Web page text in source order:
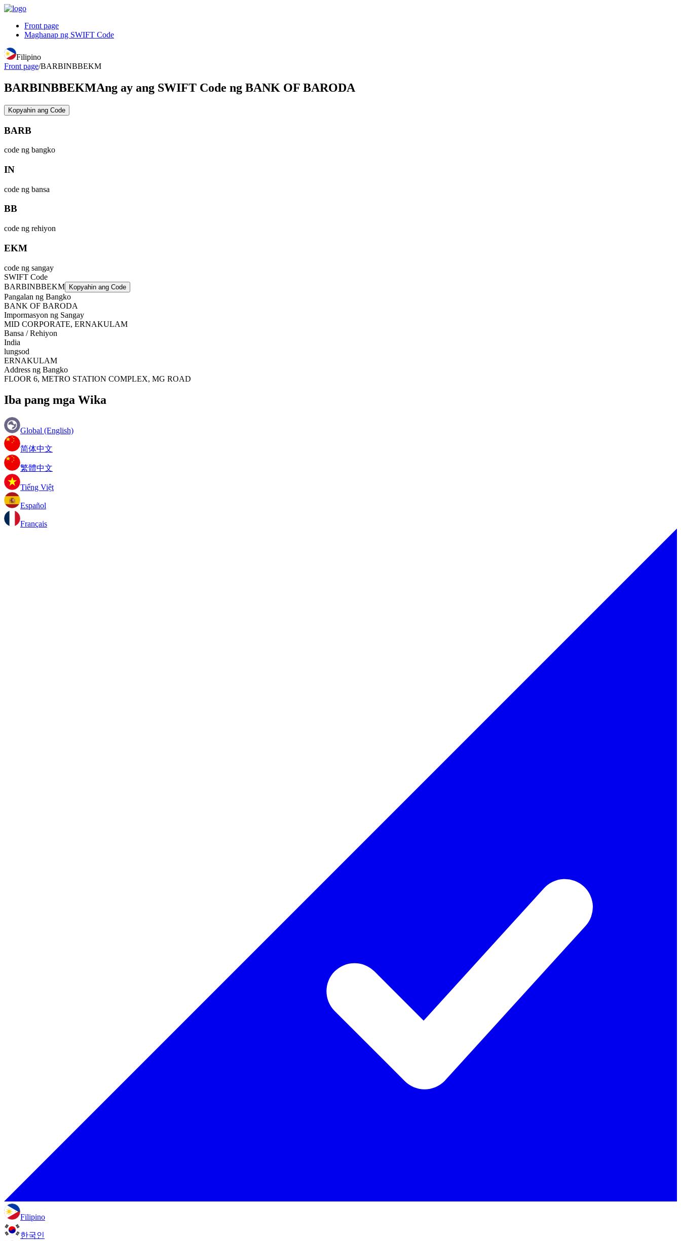
Front page
Maghanap ng SWIFT Code
Filipino
Front page/BARBINBBEKM
BARBINBBEKMAng ay ang SWIFT Code ng BANK OF BARODA
Kopyahin ang Code
BARB
code ng bangko
IN
code ng bansa
BB
code ng rehiyon
EKM
code ng sangay
SWIFT Code
BARBINBBEKM Kopyahin ang Code
Pangalan ng Bangko
BANK OF BARODA
Impormasyon ng Sangay
MID CORPORATE, ERNAKULAM
Bansa / Rehiyon
India
lungsod
ERNAKULAM
Address ng Bangko
FLOOR 6, METRO STATION COMPLEX, MG ROAD
Iba pang mga Wika
Global (English)
简体中文
繁體中文
Tiếng Việt
Español
Français
Filipino
한국인